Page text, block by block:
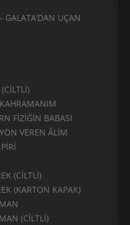
GALATA’DAN UÇAN
FİZİĞİN BABASI
VEREN ÂLİM
(CİLTLİ)
(KARTON KAPAK)
(CİLTLİ)